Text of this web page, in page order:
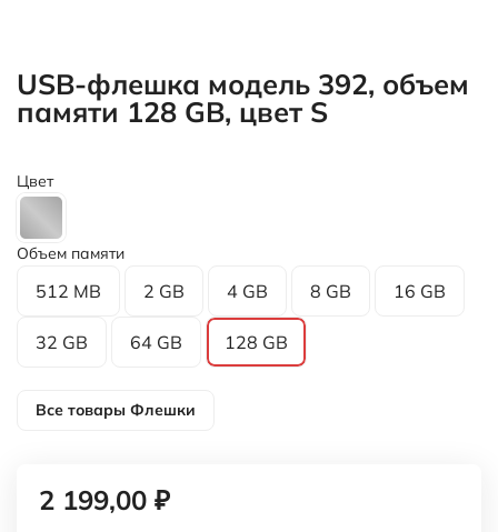
USB-флешка модель 392, объем
памяти 128 GB, цвет S
Цвет
Объем памяти
512 MB 2 GB 4 GB 8 GB 16 GB
32 GB 64 GB 128 GB
Все товары Флешки
2 199,00 ₽